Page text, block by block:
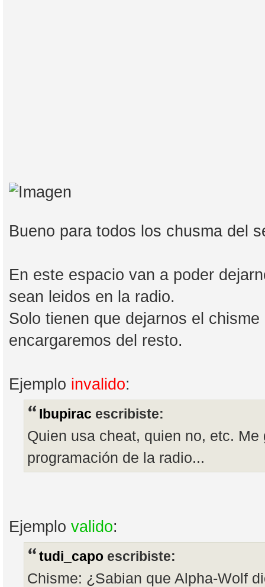
Bueno para todos los chusma del
En este espacio van a poder
sean leidos en la radio.
Solo tienen que dejarnos el
encargaremos del resto.
Ejemplo invalido:
Ibupirac escribiste:
Quien usa cheat, quien no, etc.
programación de la radio...
Ejemplo valido:
tudi_capo escribiste:
Chisme: ¿Sabian que Alpha-Wolf